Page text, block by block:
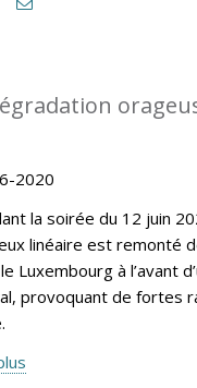
2020
la soirée du 12 juin
linéaire est remonté
Luxembourg à l’avant
provoquant de fortes